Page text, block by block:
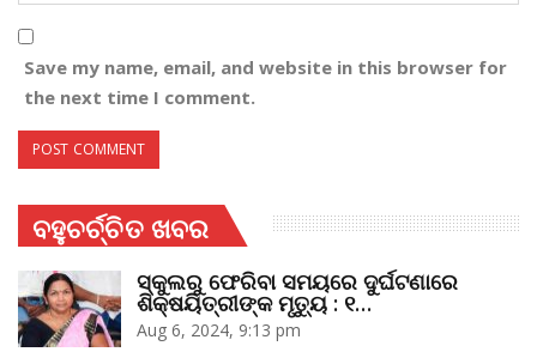
Save my name, email, and website in this browser for
the next time I comment.
ବହୁଚର୍ଚ୍ଚିତ ଖବର
ସ୍କୁଲରୁ ଫେରିବା ସମୟରେ ଦୁର୍ଘଟଣାରେ
ଶିକ୍ଷୟିତ୍ରୀଙ୍କ ମୃତ୍ୟୁ : ୧…
Aug 6, 2024, 9:13 pm